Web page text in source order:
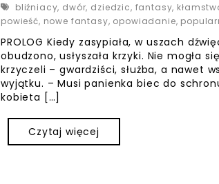
bliźniacy, dwór, dziedzic, fantasy,
powieść, nowe fantasy, opowiadanie,
PROLOG Kiedy zasypiała, w uszach
obudzono, usłyszała krzyki. Nie mogła
krzyczeli – gwardziści, służba, a nawet
wyjątku. – Musi panienka biec do
kobieta […]
Czytaj więcej